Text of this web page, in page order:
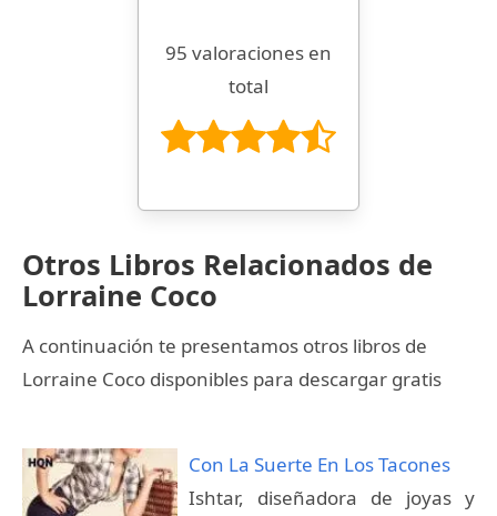
95 valoraciones en
total
Otros Libros Relacionados de
Lorraine Coco
A continuación te presentamos otros libros de
Lorraine Coco disponibles para descargar gratis
Con La Suerte En Los Tacones
Ishtar, diseñadora de joyas y